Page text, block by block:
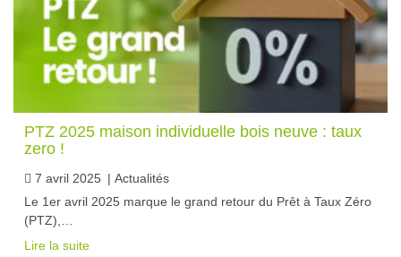
PTZ 2025 maison individuelle bois neuve : taux
zero !
7 avril 2025 | Actualités
Le 1er avril 2025 marque le grand retour du Prêt à Taux Zéro
(PTZ),…
Lire la suite